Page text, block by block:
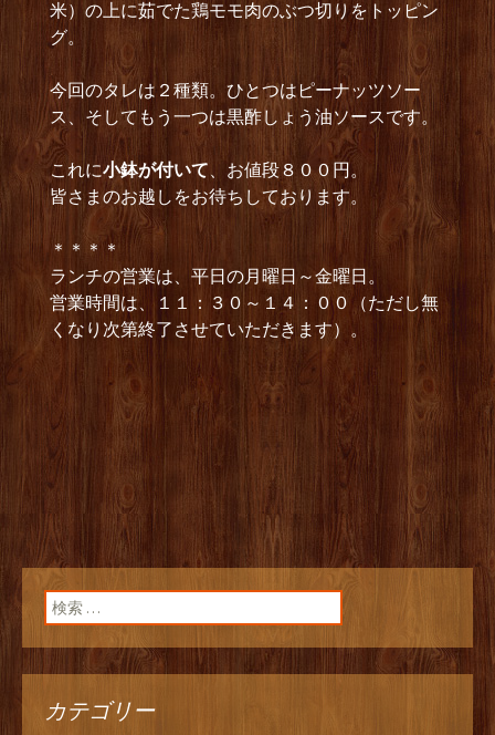
米）の上に茹でた鶏モモ肉のぶつ切りをトッピン
グ。
今回のタレは２種類。ひとつはピーナッツソー
ス、そしてもう一つは黒酢しょう油ソースです。
これに小鉢が付いて、お値段８００円。
皆さまのお越しをお待ちしております。
＊＊＊＊
ランチの営業は、平日の月曜日～金曜日。
営業時間は、１１：３０～１４：００（ただし無
くなり次第終了させていただきます）。
検索:
カテゴリー